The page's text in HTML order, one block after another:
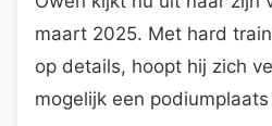
maart 2025. Met hard
op details, hoopt hij zich
mogelijk een